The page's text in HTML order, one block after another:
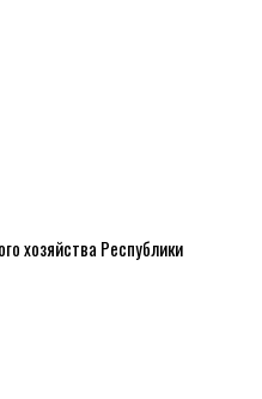
хозяйства Республики